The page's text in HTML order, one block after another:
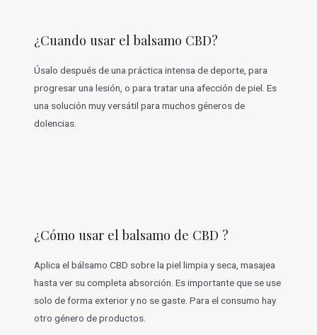
¿Cuando usar el balsamo CBD?
Úsalo después de una práctica intensa de deporte, para
progresar una lesión, o para tratar una afección de piel. Es
una solución muy versátil para muchos géneros de
dolencias.
¿Cómo usar el balsamo de CBD ?
Aplica el bálsamo CBD sobre la piel limpia y seca, masajea
hasta ver su completa absorción. Es importante que se use
solo de forma exterior y no se gaste. Para el consumo hay
otro género de productos.